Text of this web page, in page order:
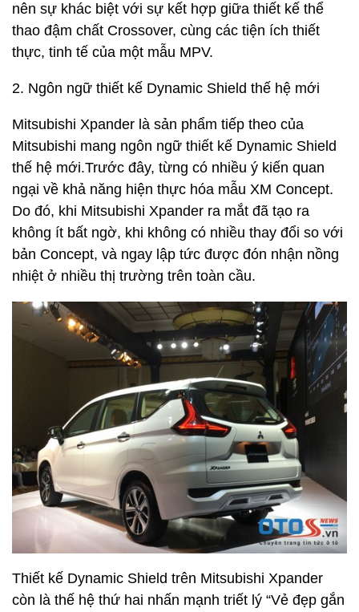
nên sự khác biệt với sự kết hợp giữa thiết kế thể
thao đậm chất Crossover, cùng các tiện ích thiết
thực, tinh tế của một mẫu MPV.
2. Ngôn ngữ thiết kế Dynamic Shield thế hệ mới
Mitsubishi Xpander là sản phẩm tiếp theo của
Mitsubishi mang ngôn ngữ thiết kế Dynamic Shield
thế hệ mới.Trước đây, từng có nhiều ý kiến quan
ngại về khả năng hiện thực hóa mẫu XM Concept.
Do đó, khi Mitsubishi Xpander ra mắt đã tạo ra
không ít bất ngờ, khi không có nhiều thay đổi so với
bản Concept, và ngay lập tức được đón nhận nồng
nhiệt ở nhiều thị trường trên toàn cầu.
Thiết kế Dynamic Shield trên Mitsubishi Xpander
còn là thế hệ thứ hai nhấn mạnh triết lý “Vẻ đẹp gắn